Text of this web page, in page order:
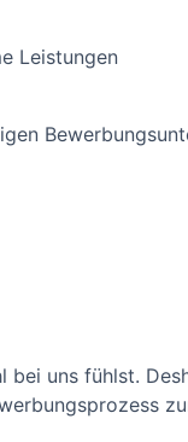
Leistungen
uns fühlst.